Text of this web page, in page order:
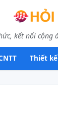
kết nối cộng
Thiết kế